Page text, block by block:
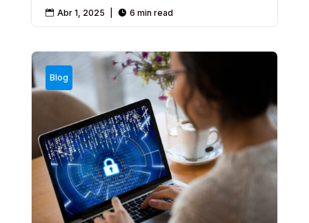
 Abr 1, 2025  6 min read
Blog